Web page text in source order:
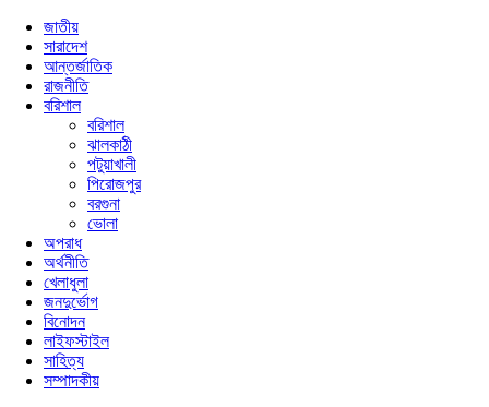
জাতীয়
সারাদেশ
আন্তর্জাতিক
রাজনীতি
বরিশাল
বরিশাল
ঝালকাঠী
পটুয়াখালী
পিরোজপুর
বরগুনা
ভোলা
অপরাধ
অর্থনীতি
খেলাধুলা
জনদুর্ভোগ
বিনোদন
লাইফস্টাইল
সাহিত্য
সম্পাদকীয়